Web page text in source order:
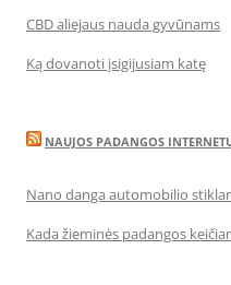
CBD aliejaus nauda gyvūnams
Ką dovanoti įsigijusiam katę
NAUJOS PADANGOS
Nano danga automobilio
Kada žieminės padangos